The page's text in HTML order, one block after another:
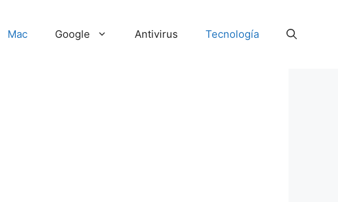
Mac Google Antivirus Tecnología